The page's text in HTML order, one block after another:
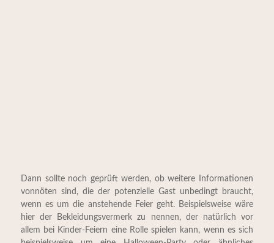
Dann sollte noch geprüft werden, ob weitere Informationen
vonnöten sind, die der potenzielle Gast unbedingt braucht,
wenn es um die anstehende Feier geht. Beispielsweise wäre
hier der Bekleidungsvermerk zu nennen, der natürlich vor
allem bei Kinder-Feiern eine Rolle spielen kann, wenn es sich